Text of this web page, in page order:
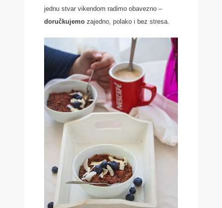
jednu stvar vikendom radimo obavezno –
doručkujemo zajedno, polako i bez stresa.